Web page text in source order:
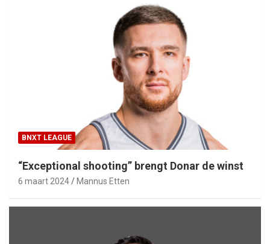
BNXT LEAGUE
“Exceptional shooting” brengt Donar de winst
6 maart 2024 Mannus Etten